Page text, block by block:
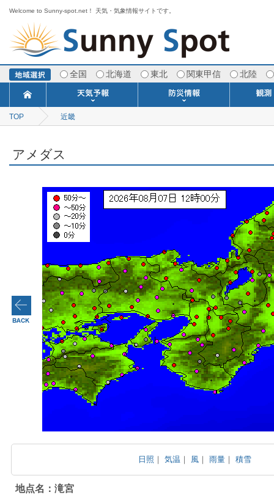
Welcome to Sunny-spot.net！ 天気・気象情報サイトです。
全国 北海道 東北 関東甲信 北陸
今日明日の天気
ポイント予報
週間天気予報
寒・暖候期予報
TOP 近畿
アメダス
日照 ｜気温 ｜ 風 ｜雨量 ｜積雪
地点名：滝宮